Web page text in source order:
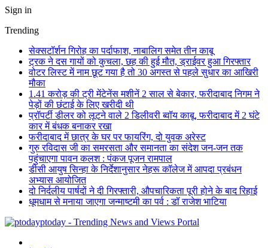
Sign in
Trending
सेक्सटॉर्शन गिरोह का पर्दाफाश, नाबालिग समेत तीन काबू
ट्रक ने दस गायों को कुचला, छह की हुई मौत, ड्राईवर हुआ गिरफ्तार
वोटर लिस्ट में नाम छूट गया है तो 30 अगस्त से पहले सुधार का आखिरी
मौका
1.41 करोड़ की ट्री मेंटेनेंस मशीनें 2 साल से बेकार, फरीदाबाद निगम ने
पेड़ों की छंटाई के लिए खरीदी थी
प्रॉपर्टी डीलर को लूटने वाले 2 डिलीवरी ब्वॉय काबू, फरीदाबाद में 2 घंटे
कार में बंधक बनाकर रखा
फरीदाबाद में छात्र के घर पर फायरिंग, दो युवक अरेस्ट
गुरु रविदास जी का समरसता और समानता का संदेश जन-जन तक
पहुंचाएगा पावन कलश : पंकज पूजन रामपाल
डीसी आयुष सिन्हा के निर्देशानुसार नेहरू कॉलेज में आपदा प्रबंधन
अभ्यास आयोजित
दो निर्दलीय पार्षदों ने दी गिरफ्तारी, औपचारिकता पूरी होने के बाद रिहाई
धूमधाम से मनाया जाएगा जन्माष्टमी का पर्व : डॉ राजेश भाटिया
ptoday - Trending News and Views Portal